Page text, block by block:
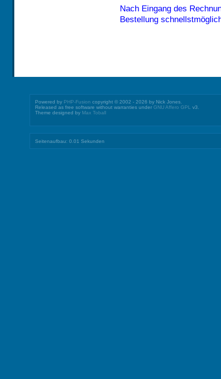
Nach Eingang des
Bestellung
Powered by PHP-Fusion copyright © 2002 - 2026 by Nick Jones.
Released as free software without warranties underGNU Affero GPL v3.
Theme designed by Max Toball
Seitenaufbau: 0.01 Sekunden